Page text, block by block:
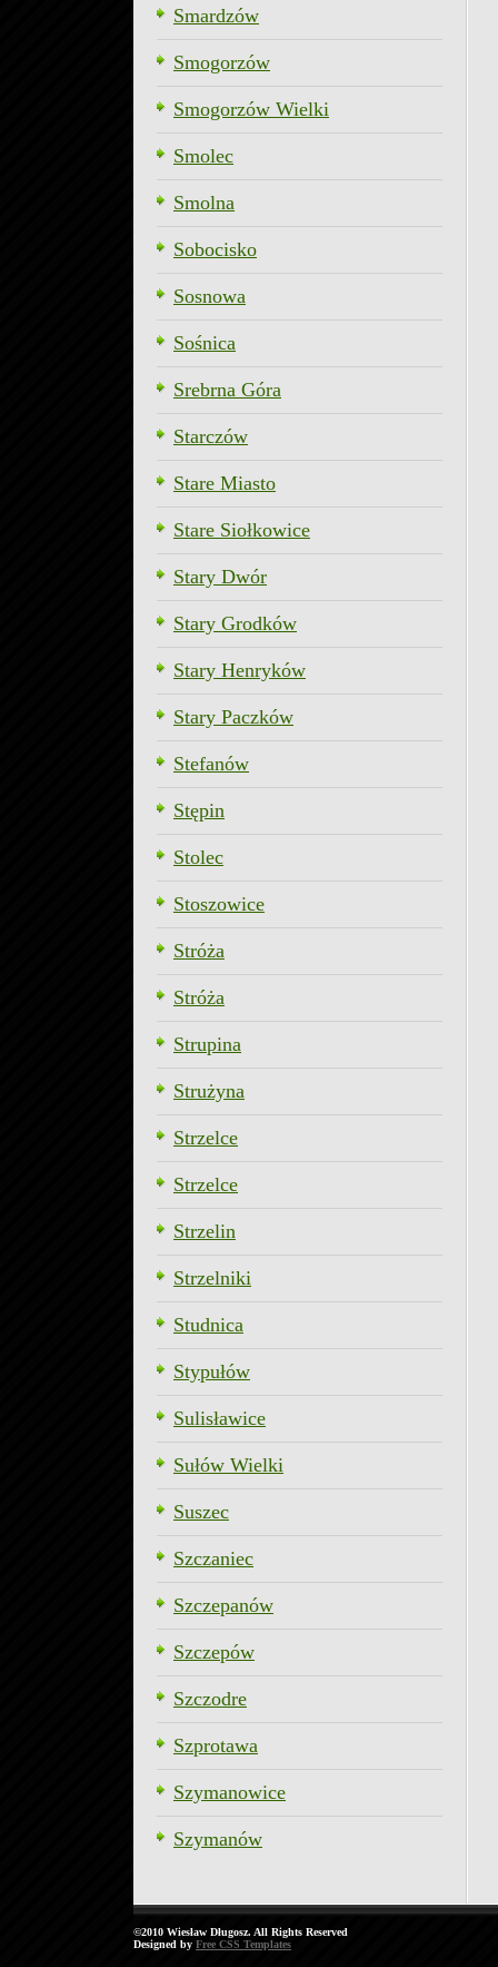
Smardzów
Smogorzów
Smogorzów Wielki
Smolec
Smolna
Sobocisko
Sosnowa
Sośnica
Srebrna Góra
Starczów
Stare Miasto
Stare Siołkowice
Stary Dwór
Stary Grodków
Stary Henryków
Stary Paczków
Stefanów
Stępin
Stolec
Stoszowice
Stróża
Stróża
Strupina
Strużyna
Strzelce
Strzelce
Strzelin
Strzelniki
Studnica
Stypułów
Sulisławice
Sułów Wielki
Suszec
Szczaniec
Szczepanów
Szczepów
Szczodre
Szprotawa
Szymanowice
Szymanów
©2010 Wiesław Długosz. All Rights Reserved
Designed by Free CSS Templates